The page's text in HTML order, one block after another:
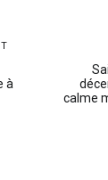
à
calme